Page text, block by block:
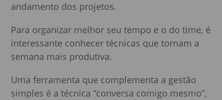
andamento dos projetos.
Para organizar melhor seu tempo e o do time, é
interessante conhecer técnicas que tornam a
semana mais produtiva.
Uma ferramenta que complementa a gestão
simples é a técnica “conversa comigo mesmo”,